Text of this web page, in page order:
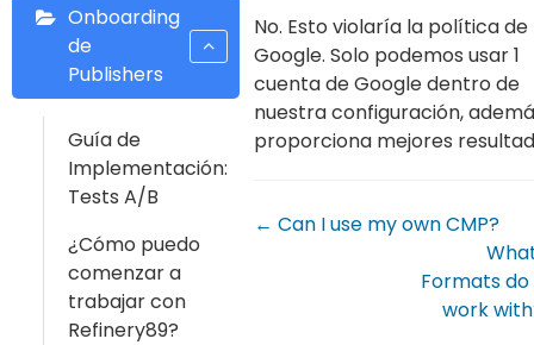
Onboarding
de
Publishers
Guía de
Implementación:
Tests A/B
¿Cómo puedo
comenzar a
trabajar con
Refinery89?
No. Esto violaría la política de
Google. Solo podemos usar 1
cuenta de Google dentro de
nuestra configuración,
proporciona mejores
← Can I use my own CMP?
Formats do
work